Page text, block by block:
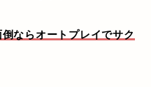
ならオートプレイでサク